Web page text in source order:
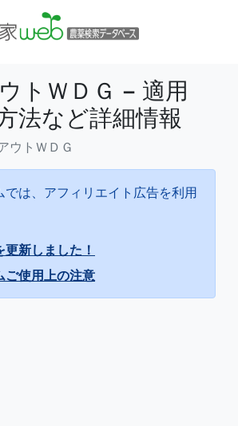
トＷＤＧ − 適用
法など詳細情報
ウトＷＤＧ
では、アフィリエイト広告を利用
新しました！
ご使用上の注意